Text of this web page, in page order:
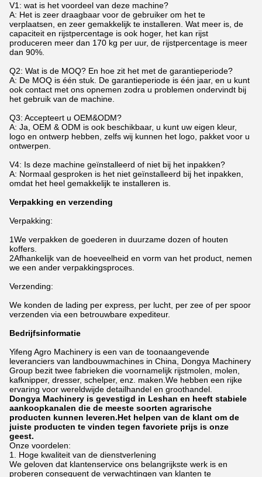
V1: wat is het voordeel van deze machine?
A: Het is zeer draagbaar voor de gebruiker om het te
verplaatsen, en zeer gemakkelijk te installeren. Wat meer is, de
capaciteit en rijstpercentage is ook hoger, het kan rijst
produceren meer dan 170 kg per uur, de rijstpercentage is meer
dan 90%.
Q2: Wat is de MOQ? En hoe zit het met de garantieperiode?
A: De MOQ is één stuk. De garantieperiode is één jaar, en u kunt
ook contact met ons opnemen zodra u problemen ondervindt bij
het gebruik van de machine.
Q3: Accepteert u OEM&ODM?
A: Ja, OEM & ODM is ook beschikbaar, u kunt uw eigen kleur,
logo en ontwerp hebben, zelfs wij kunnen het logo, pakket voor u
ontwerpen.
V4: Is deze machine geïnstalleerd of niet bij het inpakken?
A: Normaal gesproken is het niet geïnstalleerd bij het inpakken,
omdat het heel gemakkelijk te installeren is.
Verpakking en verzending
Verpakking:
1We verpakken de goederen in duurzame dozen of houten
koffers.
2Afhankelijk van de hoeveelheid en vorm van het product, nemen
we een ander verpakkingsproces.
Verzending:
We konden de lading per express, per lucht, per zee of per spoor
verzenden via een betrouwbare expediteur.
Bedrijfsinformatie
Yifeng Agro Machinery is een van de toonaangevende
leveranciers van landbouwmachines in China, Dongya Machinery
Group bezit twee fabrieken die voornamelijk rijstmolen, molen,
kafknipper, dresser, schelper, enz. maken.We hebben een rijke
ervaring voor wereldwijde detailhandel en groothandel.
Dongya Machinery is gevestigd in Leshan en heeft stabiele
aankoopkanalen die de meeste soorten agrarische
producten kunnen leveren.Het helpen van de klant om de
juiste producten te vinden tegen favoriete prijs is onze
geest.
Onze voordelen:
1. Hoge kwaliteit van de dienstverlening
We geloven dat klantenservice ons belangrijkste werk is en
proberen consequent de verwachtingen van klanten te